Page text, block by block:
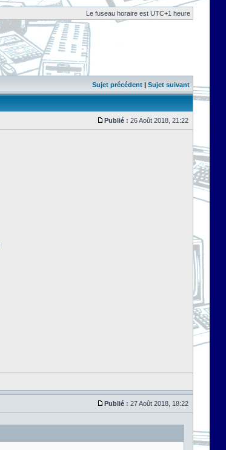
Le fuseau horaire est UTC+1 heure
Sujet précédent | Sujet suivant
Publié : 26 Août 2018, 21:22
Publié : 27 Août 2018, 18:22